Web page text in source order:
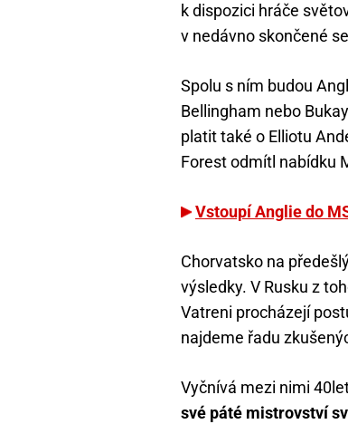
k dispozici hráče
v nedávno skončené
Spolu s ním budou
Bellingham nebo
platit také o Elliotu
Forest odmítl nabídku
Vstoupí Anglie do
Chorvatsko na
výsledky. V Rusku z
Vatreni procházejí
najdeme řadu
Vyčnívá mezi nimi
své páté mistrovství